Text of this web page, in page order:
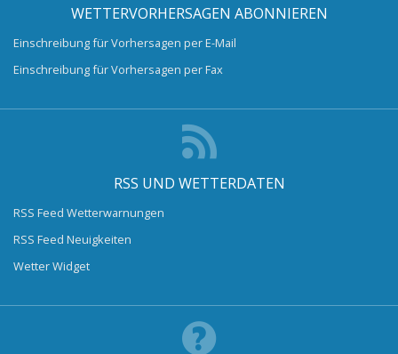
WETTERVORHERSAGEN ABONNIEREN
Einschreibung für Vorhersagen per E-Mail
Einschreibung für Vorhersagen per Fax
RSS UND WETTERDATEN
RSS Feed Wetterwarnungen
RSS Feed Neuigkeiten
Wetter Widget